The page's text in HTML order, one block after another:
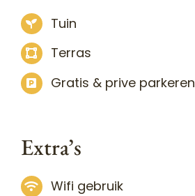
Tuin
Terras
Gratis & prive parkeren
Extra’s
Wifi gebruik